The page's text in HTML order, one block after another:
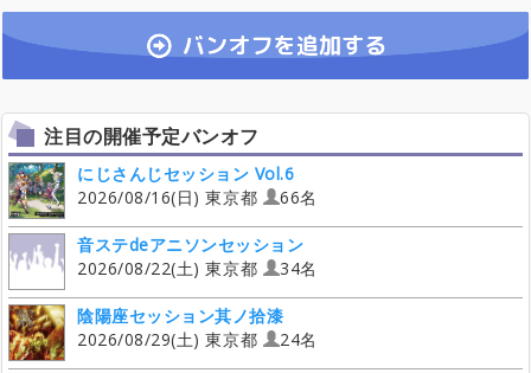
注目の開催予定バンオフ
にじさんじセッション Vol.6
2026/08/16(日) 東京都
66名
音ステdeアニソンセッション
2026/08/22(土) 東京都
34名
陰陽座セッション其ノ拾漆
2026/08/29(土) 東京都
24名